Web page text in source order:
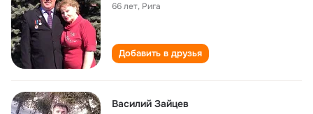
66 лет, Рига
Добавить в друзья
Василий Зайцев